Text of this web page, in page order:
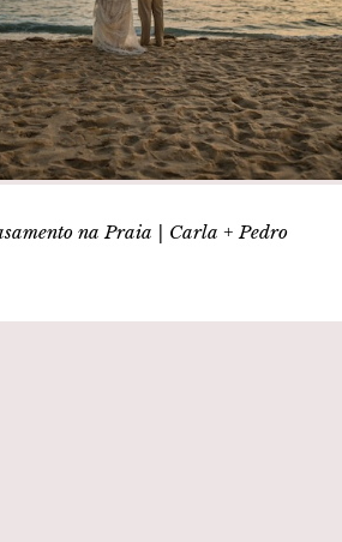
na Praia | Carla + Pedro